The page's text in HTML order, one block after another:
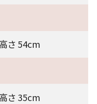
さ 54cm
さ 35cm